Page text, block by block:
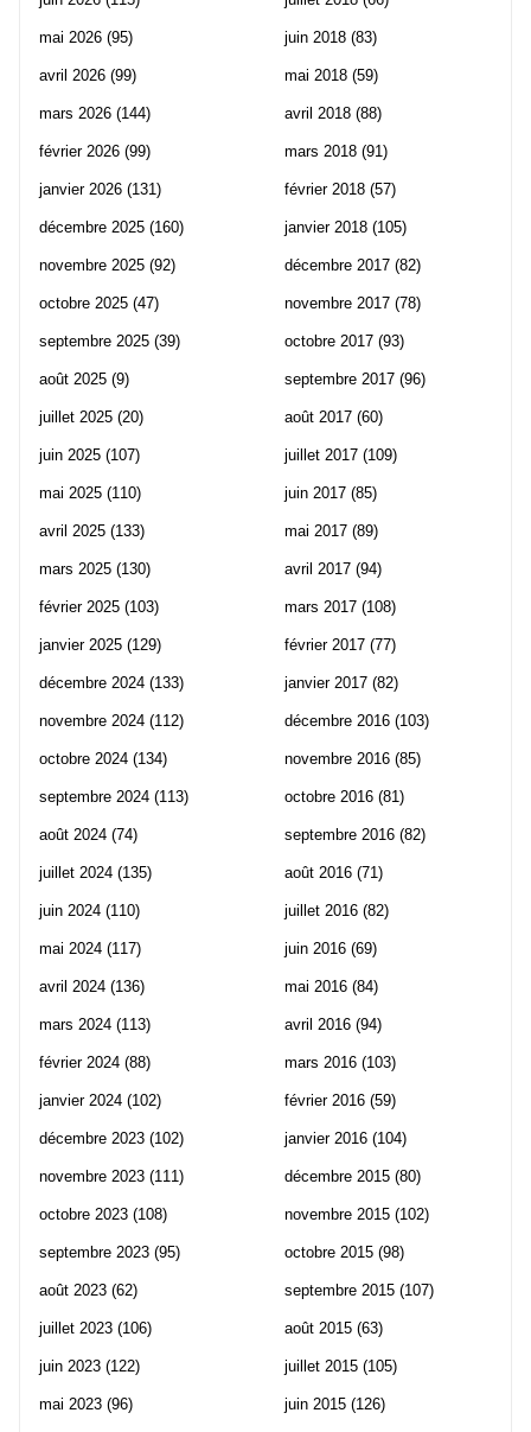
mai 2026 (95)
avril 2026 (99)
mars 2026 (144)
février 2026 (99)
janvier 2026 (131)
décembre 2025 (160)
novembre 2025 (92)
octobre 2025 (47)
septembre 2025 (39)
août 2025 (9)
juillet 2025 (20)
juin 2025 (107)
mai 2025 (110)
avril 2025 (133)
mars 2025 (130)
février 2025 (103)
janvier 2025 (129)
décembre 2024 (133)
novembre 2024 (112)
octobre 2024 (134)
septembre 2024 (113)
août 2024 (74)
juillet 2024 (135)
juin 2024 (110)
mai 2024 (117)
avril 2024 (136)
mars 2024 (113)
février 2024 (88)
janvier 2024 (102)
décembre 2023 (102)
novembre 2023 (111)
octobre 2023 (108)
septembre 2023 (95)
août 2023 (62)
juillet 2023 (106)
juin 2023 (122)
mai 2023 (96)
juin 2018 (83)
mai 2018 (59)
avril 2018 (88)
mars 2018 (91)
février 2018 (57)
janvier 2018 (105)
décembre 2017 (82)
novembre 2017 (78)
octobre 2017 (93)
septembre 2017 (96)
août 2017 (60)
juillet 2017 (109)
juin 2017 (85)
mai 2017 (89)
avril 2017 (94)
mars 2017 (108)
février 2017 (77)
janvier 2017 (82)
décembre 2016 (103)
novembre 2016 (85)
octobre 2016 (81)
septembre 2016 (82)
août 2016 (71)
juillet 2016 (82)
juin 2016 (69)
mai 2016 (84)
avril 2016 (94)
mars 2016 (103)
février 2016 (59)
janvier 2016 (104)
décembre 2015 (80)
novembre 2015 (102)
octobre 2015 (98)
septembre 2015 (107)
août 2015 (63)
juillet 2015 (105)
juin 2015 (126)